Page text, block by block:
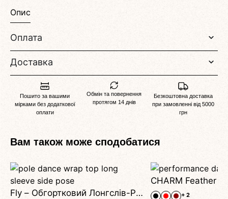
Опис
Оплата
Доставка
Пошито за вашими
мірками без додаткової
оплати
Обмін та повернення
протягом 14 днів
Безкоштовна доставка
при замовленні від 5000
грн
Вам також може сподобатися
Fly – Обгортковий Лонгслів-Рашгард Для Танців, Сцени Та Вільного Руху + 2